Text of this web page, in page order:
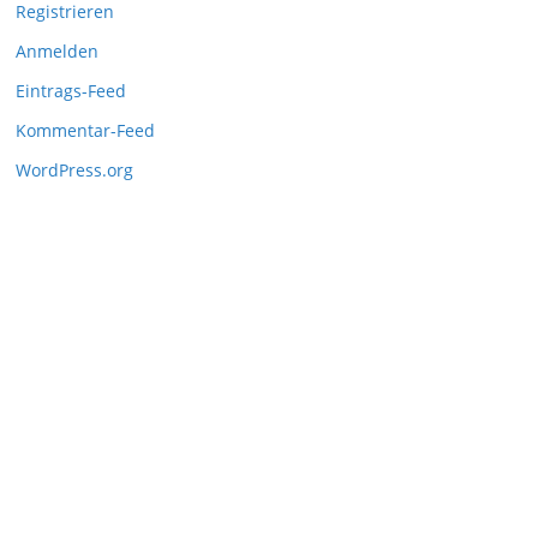
Registrieren
Anmelden
Eintrags-Feed
Kommentar-Feed
WordPress.org